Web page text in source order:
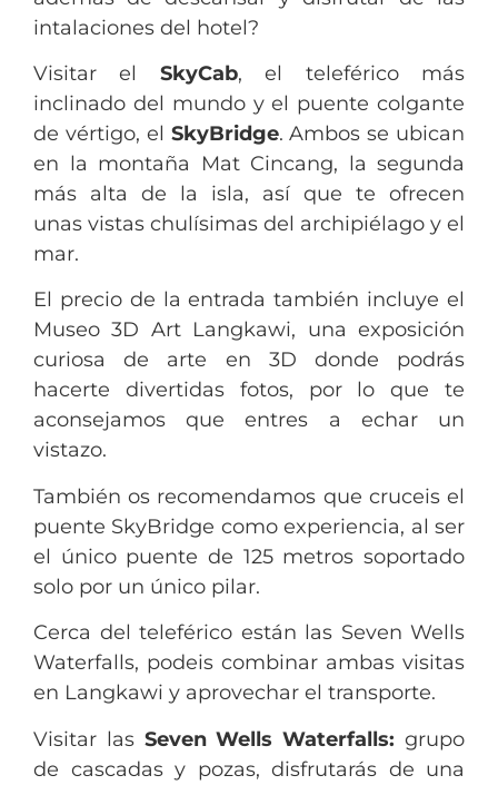
intalaciones del hotel?
Visitar el SkyCab, el teleférico más
inclinado del mundo y el puente colgante
de vértigo, el SkyBridge. Ambos se ubican
en la montaña Mat Cincang, la segunda
más alta de la isla, así que te ofrecen
unas vistas chulísimas del archipiélago y el
mar.
El precio de la entrada también incluye el
Museo 3D Art Langkawi, una exposición
curiosa de arte en 3D donde podrás
hacerte divertidas fotos, por lo que te
aconsejamos que entres a echar un
vistazo.
También os recomendamos que cruceis el
puente SkyBridge como experiencia, al ser
el único puente de 125 metros soportado
solo por un único pilar.
Cerca del teleférico están las Seven Wells
Waterfalls, podeis combinar ambas visitas
en Langkawi y aprovechar el transporte.
Visitar las Seven Wells Waterfalls:grupo
de cascadas y pozas, disfrutarás de una